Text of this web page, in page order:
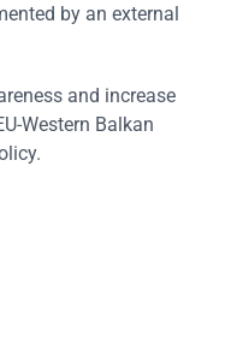
by an external
and increase
Western Balkan